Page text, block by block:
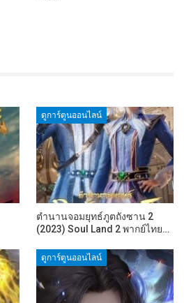
ดูการ์ตูนออนไลน์
ตำนานจอมยุทธ์ภูตถังซาน 2
(2023) Soul Land 2 พากย์ไทย…
ดูการ์ตูนออนไลน์